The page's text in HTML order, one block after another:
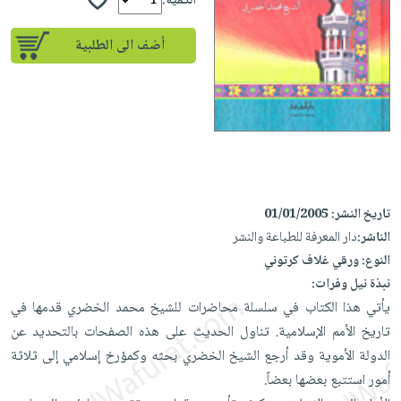
إختياراتنا
كتب
أكاديمية
صندوق
القراءة
iKitab
بلا
حدود
أسئلة
يتكرر
iKitab
على
Android
تحميل
iKitab
على
Apple
أسئلة
يتكرر
طرحها
تحميل
masmu3
على
masmu3
على
Apple
المواضيع
الأكثر
مبيعاً
إختياراتنا
وسائل
القراءة
جوائز
تعليمية
الصحة
والعناية
الشخصية
جديد
أجهزة
العناية
الشخصية
العناية
وتصفيف
الشعر
العناية
بالجسم
المطبخ
والسفرة
الكل
أواني
الطهي
أدوات
متجر
الهدايا
أقسام
أضف الى الطلبية
تاريخ النشر:01/01/2005
الناشر:دار المعرفة للطباعة والنشر
النوع:ورقي غلاف كرتوني
نبذة نيل وفرات:
يأتي هذا الكتاب في سلسلة محاضرات للشيخ محمد الخضري قدمها في
تاريخ الأمم الإسلامية. تناول الحديث على هذه الصفحات بالتحديد عن
الدولة الأموية وقد أرجع الشيخ الخضري بحثه وكمؤرخ إسلامي إلى ثلاثة
أمور استتبع بعضها بعضاً.